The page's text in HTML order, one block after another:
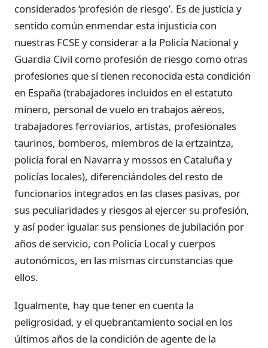
considerados ‘profesión de riesgo’. Es de justicia y
sentido común enmendar esta injusticia con
nuestras FCSE y considerar a la Policía Nacional y
Guardia Civil como profesión de riesgo como otras
profesiones que sí tienen reconocida esta condición
en España (trabajadores incluidos en el estatuto
minero, personal de vuelo en trabajos aéreos,
trabajadores ferroviarios, artistas, profesionales
taurinos, bomberos, miembros de la ertzaintza,
policía foral en Navarra y mossos en Cataluña y
policías locales), diferenciándoles del resto de
funcionarios integrados en las clases pasivas, por
sus peculiaridades y riesgos al ejercer su profesión,
y así poder igualar sus pensiones de jubilación por
años de servicio, con Policía Local y cuerpos
autonómicos, en las mismas circunstancias que
ellos.
Igualmente, hay que tener en cuenta la
peligrosidad, y el quebrantamiento social en los
últimos años de la condición de agente de la